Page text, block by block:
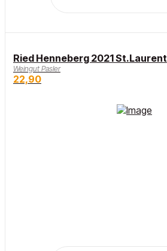
Ried Henneberg 2021 St.Laurent
Weingut Pasler
22,90